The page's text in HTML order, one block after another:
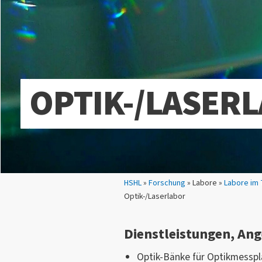
Sie sind hier:
HSHL» Forschung » Labore » Labore im
Optik-/Laserlabor
OPTIK-/
Dienstleistungen,
Optik-Bänke für